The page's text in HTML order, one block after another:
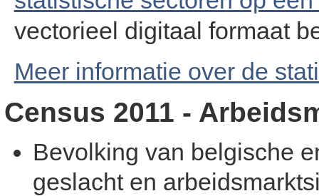
vectorieel digitaal formaat
Meer informatie over de
Census 2011 -
Bevolking van belgische
geslacht en